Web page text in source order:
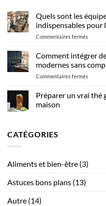
Quels sont les
indispensables pour
Commentaires ferméssur
pour
Comment intégrer
modernes sans
Commentaires ferméssur
intégrer
Préparer un vrai thé
maison
Préparer
un
américain
maison
CATÉGORIES
Aliments et bien-être (3)
Astuces bons plans (13)
Autre (14)